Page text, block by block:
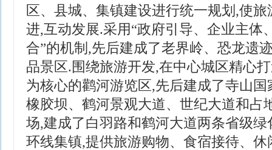
区、县城、集镇建设进行统一规划,使
进,互动发展.采用“政府引导、企业主体
合”的机制,先后建成了老界岭、恐龙遗
品景区.围绕旅游开发,在中心城区精心
为核心的鹳河游览区,先后建成了寺山
橡胶坝、鹤河景观大道、世纪大道和占
场,建成了白羽路和鹤河大道两条省级
环线集镇,提供旅游购物、食宿接待、